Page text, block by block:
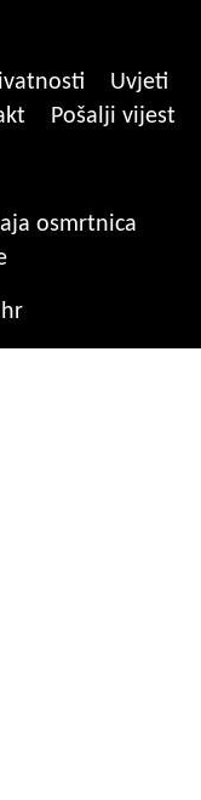
Uvjeti
Pošalji vijest
osmrtnica